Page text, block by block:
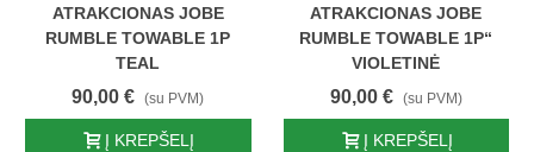
ATRAKCIONAS JOBE
RUMBLE TOWABLE 1P
TEAL
90,00 € (su PVM)
Į KREPŠELĮ
ATRAKCIONAS JOBE
RUMBLE TOWABLE 1P“
VIOLETINĖ
90,00 € (su PVM)
Į KREPŠELĮ